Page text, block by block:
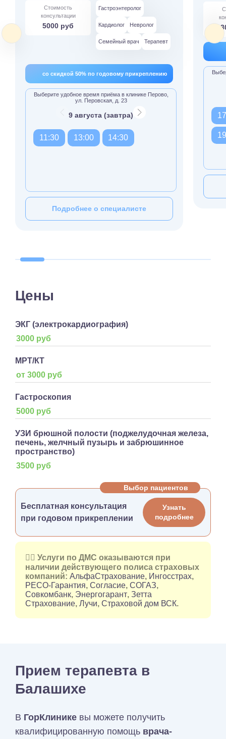
Стоимость
консультации
5000 руб
Гастроэнтеролог
Кардиолог Невролог
Семейный врач Терапевт
со скидкой 50% по годовому прикреплению
Выберите удобное время приёма в клинике Перово,
ул. Перовская, д. 23
9 августа (завтра)
11:30 13:00 14:30
Подробнее о специалисте
Цены
ЭКГ (электрокардиография)
3000 руб
МРТ/КТ
от 3000 руб
Гастроскопия
5000 руб
УЗИ брюшной полости (поджелудочная железа,
печень, желчный пузырь и забрюшинное
пространство)
3500 руб
Выбор пациентов
Бесплатная консультация
при годовом прикреплении
Узнать
подробнее
👉🏻 Услуги по ДМС оказываются при
наличии действующего полиса страховых
компаний: АльфаСтрахование, Ингосстрах,
РЕСО-Гарантия, Согласие, СОГАЗ,
Совкомбанк, Энергогарант, Зетта
Страхование, Лучи, Страховой дом ВСК.
Прием терапевта в
Балашихе
В ГорКлинике вы можете получить
квалифицированную помощь врача-